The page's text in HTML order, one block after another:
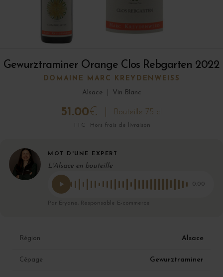
Gewurztraminer Orange Clos Rebgarten 2022
DOMAINE MARC KREYDENWEISS
Alsace
Vin Blanc
51.00€ Bouteille 75 cl
TTC · Hors frais de livraison
MOT D'UNE EXPERT
L'Alsace en bouteille
0:00
Par Eryane, Responsable E-commerce
Région Alsace
Cépage Gewurztraminer